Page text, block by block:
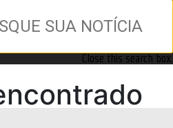
Close this search box.